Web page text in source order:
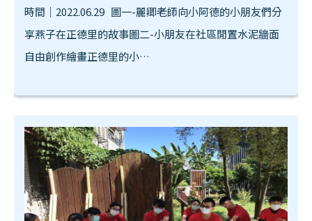
時間｜2022.06.29 圖一-麗卿老師向小阿德的小朋友們分
享燕子在正德里的故事圖二-小朋友在社區閒置水泥牆面
自由創作繪畫正德里的小…